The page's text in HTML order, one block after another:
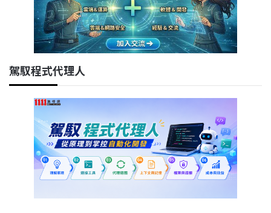
駕馭程式代理人